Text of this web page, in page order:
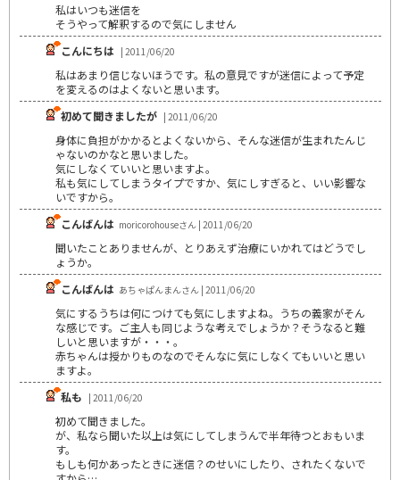
私はいつも迷信を
そうやって解釈するので気にしません
こんにちは | 2011/06/20
私はあまり信じないほうです。私の意見ですが迷信によって予定
を変えるのはよくないと思います。
初めて聞きましたが | 2011/06/20
身体に負担がかかるとよくないから、そんな迷信が生まれたんじ
ゃないのかなと思いました。
気にしなくていいと思いますよ。
私も気にしてしまうタイプですか、気にしすぎると、いい影響な
いですから。
こんばんは moricorohouseさん | 2011/06/20
聞いたことありませんが、とりあえず治療にいかれてはどうでし
ょうか。
こんばんは あちゃぱんまんさん | 2011/06/20
気にするうちは何につけても気にしますよね。うちの義家がそん
な感じです。ご主人も同じような考えでしょうか？そうなると難
しいと思いますが・・・。
赤ちゃんは授かりものなのでそんなに気にしなくてもいいと思い
ますよ。
私も | 2011/06/20
初めて聞きました。
が、私なら聞いた以上は気にしてしまうんで半年待つとおもいま
す。
もしも何かあったときに迷信？のせいにしたり、されたくないで